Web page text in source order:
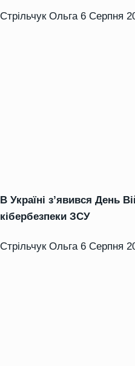
Стрільчук Ольга 6 Серпня
В Україні з’явився День
кібербезпеки ЗСУ
Стрільчук Ольга 6 Серпня